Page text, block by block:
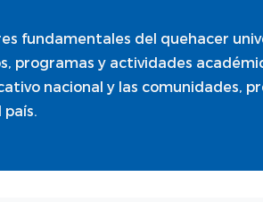
fundamentales del quehacer
programas y actividades
nacional y las comunidades,